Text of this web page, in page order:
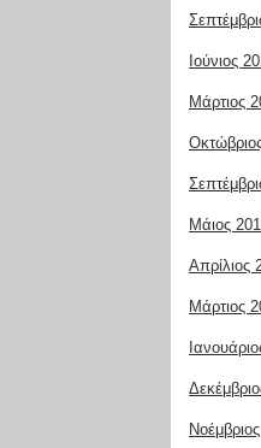
Ιούνιος
Μάρτιος
Μάιος
Απρίλιος
Μάρτιος